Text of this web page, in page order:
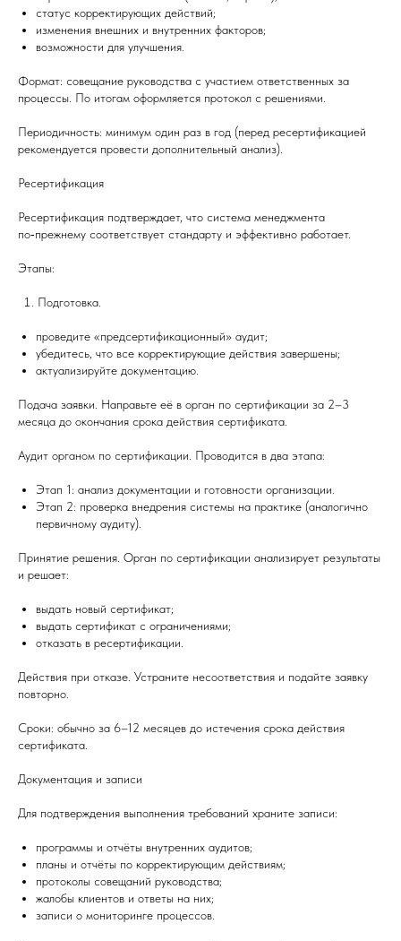
статус корректирующих действий;
изменения внешних и внутренних факторов;
возможности для улучшения.
Формат: совещание руководства с участием ответственных за
процессы. По итогам оформляется протокол с решениями.
Периодичность: минимум один раз в год (перед ресертификацией
рекомендуется провести дополнительный анализ).
Ресертификация
Ресертификация подтверждает, что система менеджмента
по‑прежнему соответствует стандарту и эффективно работает.
Этапы:
Подготовка.
проведите «предсертификационный» аудит;
убедитесь, что все корректирующие действия завершены;
актуализируйте документацию.
Подача заявки. Направьте её в орган по сертификации за 2–3
месяца до окончания срока действия сертификата.
Аудит органом по сертификации. Проводится в два этапа:
Этап 1: анализ документации и готовности организации.
Этап 2: проверка внедрения системы на практике (аналогично
первичному аудиту).
Принятие решения. Орган по сертификации анализирует результаты
и решает:
выдать новый сертификат;
выдать сертификат с ограничениями;
отказать в ресертификации.
Действия при отказе. Устраните несоответствия и подайте заявку
повторно.
Сроки: обычно за 6–12 месяцев до истечения срока действия
сертификата.
Документация и записи
Для подтверждения выполнения требований храните записи:
программы и отчёты внутренних аудитов;
планы и отчёты по корректирующим действиям;
протоколы совещаний руководства;
жалобы клиентов и ответы на них;
записи о мониторинге процессов.